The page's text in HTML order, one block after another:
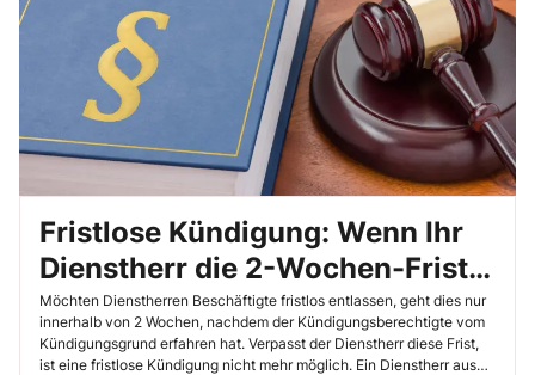
Fristlose Kündigung: Wenn Ihr
Dienstherr die 2-Wochen-Frist
verpasst
Möchten Dienstherren Beschäftigte fristlos entlassen, geht dies nur
innerhalb von 2 Wochen, nachdem der Kündigungsberechtigte vom
Kündigungsgrund erfahren hat. Verpasst der Dienstherr diese Frist,
ist eine fristlose Kündigung nicht mehr möglich. Ein Dienstherr aus